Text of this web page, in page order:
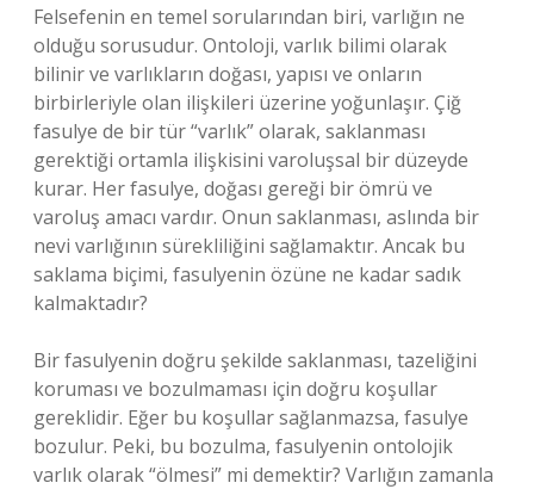
Felsefenin en temel sorularından biri, varlığın ne
olduğu sorusudur. Ontoloji, varlık bilimi olarak
bilinir ve varlıkların doğası, yapısı ve onların
birbirleriyle olan ilişkileri üzerine yoğunlaşır. Çiğ
fasulye de bir tür “varlık” olarak, saklanması
gerektiği ortamla ilişkisini varoluşsal bir düzeyde
kurar. Her fasulye, doğası gereği bir ömrü ve
varoluş amacı vardır. Onun saklanması, aslında bir
nevi varlığının sürekliliğini sağlamaktır. Ancak bu
saklama biçimi, fasulyenin özüne ne kadar sadık
kalmaktadır?
Bir fasulyenin doğru şekilde saklanması, tazeliğini
koruması ve bozulmaması için doğru koşullar
gereklidir. Eğer bu koşullar sağlanmazsa, fasulye
bozulur. Peki, bu bozulma, fasulyenin ontolojik
varlık olarak “ölmesi” mi demektir? Varlığın zamanla